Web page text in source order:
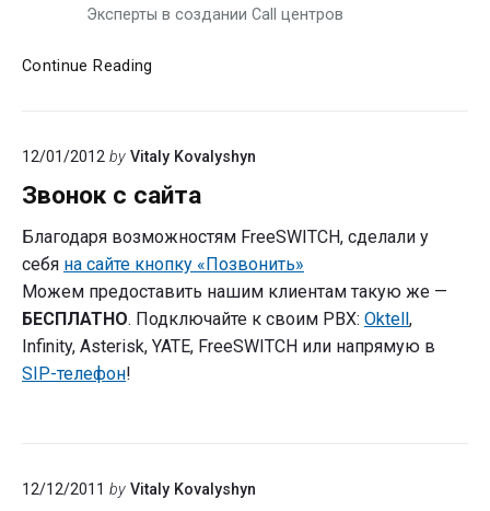
Эксперты в создании Call центров
Continue Reading
центров
12/01/2012 by Vitaly Kovalyshyn
Звонок с сайта
Благодаря возможностям FreeSWITCH, сделали у
себя на сайте кнопку «Позвонить»
Можем предоставить нашим клиентам такую же —
БЕСПЛАТНО. Подключайте к своим PBX: Oktell ,
Infinity, Asterisk, YATE, FreeSWITCH или напрямую в
SIP-телефон!
12/12/2011 by Vitaly Kovalyshyn